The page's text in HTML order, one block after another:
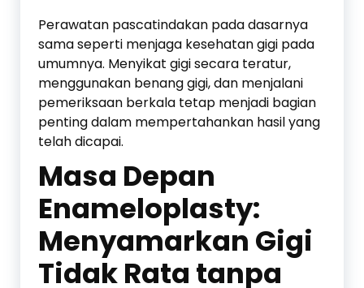
Perawatan pascatindakan pada dasarnya
sama seperti menjaga kesehatan gigi pada
umumnya. Menyikat gigi secara teratur,
menggunakan benang gigi, dan menjalani
pemeriksaan berkala tetap menjadi bagian
penting dalam mempertahankan hasil yang
telah dicapai.
Masa Depan
Enameloplasty:
Menyamarkan Gigi
Tidak Rata tanpa